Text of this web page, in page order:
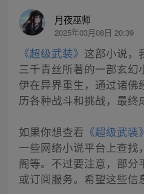
月夜巫师
2025年03月08日 20:39
《超级武装》 这部小说，
三千青丝所著的一部玄幻
伊在异界重生，通过诸佛
历各种战斗和挑战，最终
如果你想查看 《超级武装》
一些网络小说平台上查找
阁等。不过要注意，部分
或订阅服务。希望这些信